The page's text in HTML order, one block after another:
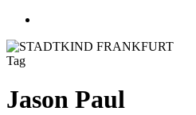
Tag
Jason Paul